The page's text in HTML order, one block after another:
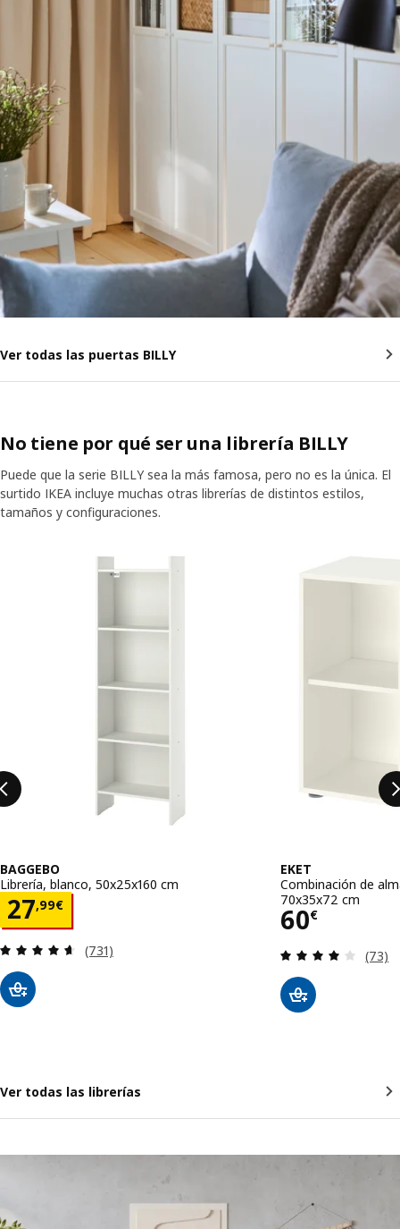
Ver todas las puertas BILLY
No tiene por qué ser una librería BILLY
Puede que la serie BILLY sea la más famosa, pero no es la única. El
surtido IKEA incluye muchas otras librerías de distintos estilos,
tamaños y configuraciones.
BAGGEBO
Librería, blanco, 50x25x160 cm
27,99€
Precio 27,99€
Revisa: 4.6 de 5 estrellas. Total opiniones:
(731)
EKET
Combinación de
70x35x72 cm
60€
Precio
(73)
Ver todas las librerías